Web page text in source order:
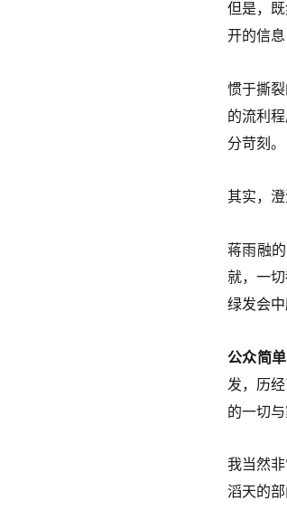
但是，
开的信
惯于撕
的流利
分苛刻。
其实，
蒋雨融
就，一
绿发会中
公众简
发，历
的一切与
我当然
滔天的